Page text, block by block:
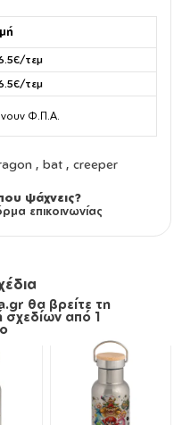
τεμ
τεμ
Φ.Π.Α.
, bat , creeper
ψάχνεις?
επικοινωνίας
θα βρείτε τη
σχεδίων από 1